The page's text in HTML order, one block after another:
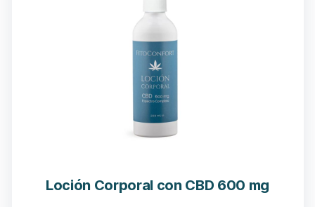
Loción Corporal con CBD 600 mg